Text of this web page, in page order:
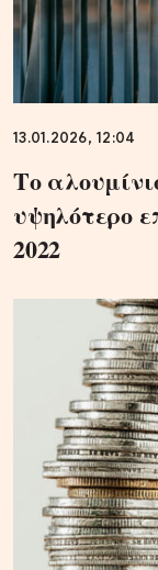
13.01.2026, 12:04
Το
υψηλότερο
2022